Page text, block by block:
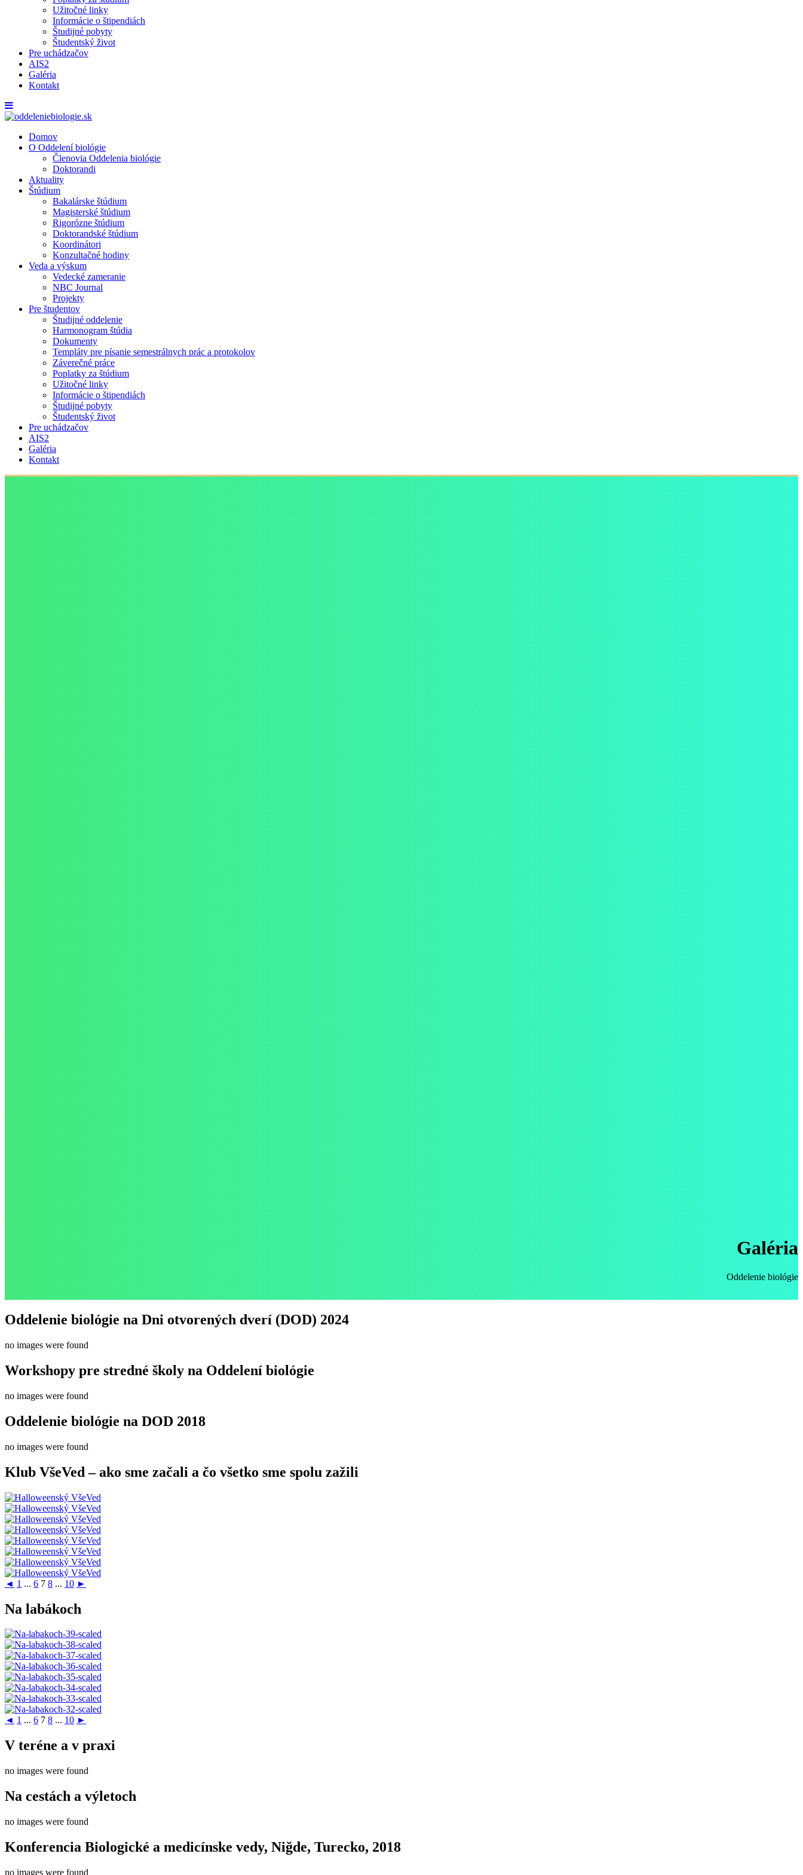
Užitočné linky
Informácie o štipendiách
Študijné pobyty
Študentský život
Pre uchádzačov
AIS2
Galéria
Kontakt
Domov
O Oddelení biológie
Členovia Oddelenia biológie
Doktorandi
Aktuality
Štúdium
Bakalárske štúdium
Magisterské štúdium
Rigorózne štúdium
Doktorandské štúdium
Koordinátori
Konzultačné hodiny
Veda a výskum
Vedecké zameranie
NBC Journal
Projekty
Pre študentov
Študijné oddelenie
Harmonogram štúdia
Dokumenty
Templáty pre písanie semestrálnych prác a protokolov
Záverečné práce
Poplatky za štúdium
Užitočné linky
Informácie o štipendiách
Študijné pobyty
Študentský život
Pre uchádzačov
AIS2
Galéria
Kontakt
Galéria
Oddelenie biológie
Oddelenie biológie na Dni otvorených dverí (DOD) 2024
no images were found
Workshopy pre stredné školy na Oddelení biológie
no images were found
Oddelenie biológie na DOD 2018
no images were found
Klub VšeVed – ako sme začali a čo všetko sme spolu zažili
◄ 1 ... 6 7 8 ... 10 ►
Na labákoch
◄ 1 ... 6 7 8 ... 10 ►
V teréne a v praxi
no images were found
Na cestách a výletoch
no images were found
Konferencia Biologické a medicínske vedy, Niğde, Turecko, 2018
no images were found